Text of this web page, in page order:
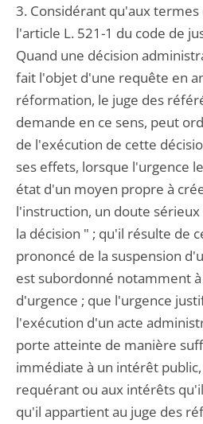
3. Considérant qu'aux
l'article L. 521-1 du code de
Quand une décision
fait l'objet d'une requête en
réformation, le juge des
demande en ce sens, peut
de l'exécution de cette
ses effets, lorsque l'urgence
état d'un moyen propre à
l'instruction, un doute sérieux
la décision " ; qu'il résulte de
prononcé de la suspension
est subordonné notamment
d'urgence ; que l'urgence
l'exécution d'un acte
porte atteinte de manière
immédiate à un intérêt
requérant ou aux intérêts
qu'il appartient au juge des